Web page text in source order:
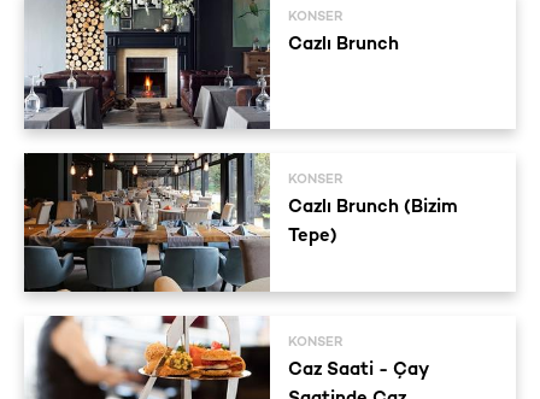
KONSER
Cazlı Brunch
KONSER
Cazlı Brunch (Bizim
Tepe)
KONSER
Caz Saati - Çay